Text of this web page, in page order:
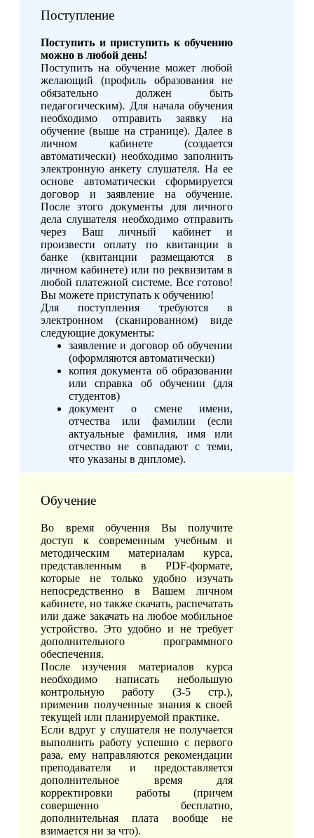
Поступление
Поступить и приступить к обучению
можно в любой день!
Поступить на обучение может любой
желающий (профиль образования не
обязательно должен быть
педагогическим). Для начала обучения
необходимо отправить заявку на
обучение (выше на странице). Далее в
личном кабинете (создается
автоматически) необходимо заполнить
электронную анкету слушателя. На ее
основе автоматически сформируется
договор и заявление на обучение.
После этого документы для личного
дела слушателя необходимо отправить
через Ваш личный кабинет и
произвести оплату по квитанции в
банке (квитанции размещаются в
личном кабинете) или по реквизитам в
любой платежной системе. Все готово!
Вы можете приступать к обучению!
Для поступления требуются в
электронном (сканированном) виде
следующие документы:
заявление и договор об обучении
(оформляются автоматически)
копия документа об образовании
или справка об обучении (для
студентов)
документ о смене имени,
отчества или фамилии (если
актуальные фамилия, имя или
отчество не совпадают с теми,
что указаны в дипломе).
Обучение
Во время обучения Вы получите
доступ к современным учебным и
методическим материалам курса,
представленным в PDF-формате,
которые не только удобно изучать
непосредственно в Вашем личном
кабинете, но также скачать, распечатать
или даже закачать на любое мобильное
устройство. Это удобно и не требует
дополнительного программного
обеспечения.
После изучения материалов курса
необходимо написать небольшую
контрольную работу (3-5 стр.),
применив полученные знания к своей
текущей или планируемой практике.
Если вдруг у слушателя не получается
выполнить работу успешно с первого
раза, ему направляются рекомендации
преподавателя и предоставляется
дополнительное время для
корректировки работы (причем
совершенно бесплатно,
дополнительная плата вообще не
взимается ни за что).